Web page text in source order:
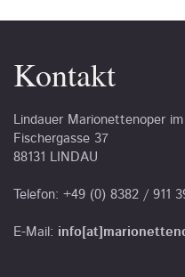
Kontakt
Lindauer
Fischergasse 37
88131 LINDAU
Telefon: +49 (0) 8382 / 911
E-Mail: